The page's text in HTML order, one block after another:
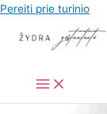
Pereiti prie turinio